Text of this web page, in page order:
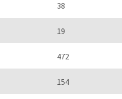
38
19
472
154